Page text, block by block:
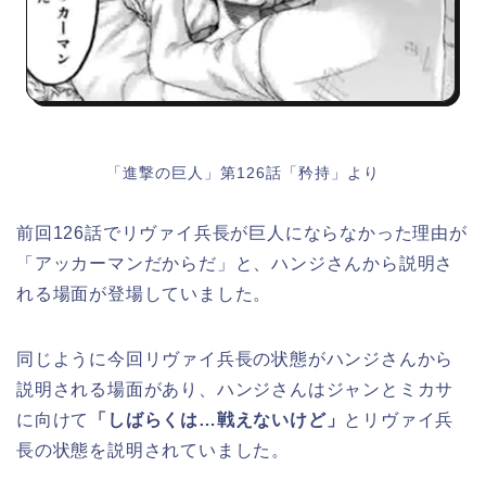
「進撃の巨人」第126話「矜持」より
前回126話でリヴァイ兵長が巨人にならなかった理由が
「アッカーマンだからだ」と、ハンジさんから説明さ
れる場面が登場していました。
同じように今回リヴァイ兵長の状態がハンジさんから
説明される場面があり、ハンジさんはジャンとミカサ
に向けて
「しばらくは…戦えないけど」 とリヴァイ兵
長の状態を説明されていました。